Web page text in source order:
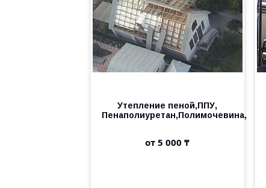
Утепление пеной,ППУ,
Пенаполиуретан,Полимочевина,
от 5 000 ₸